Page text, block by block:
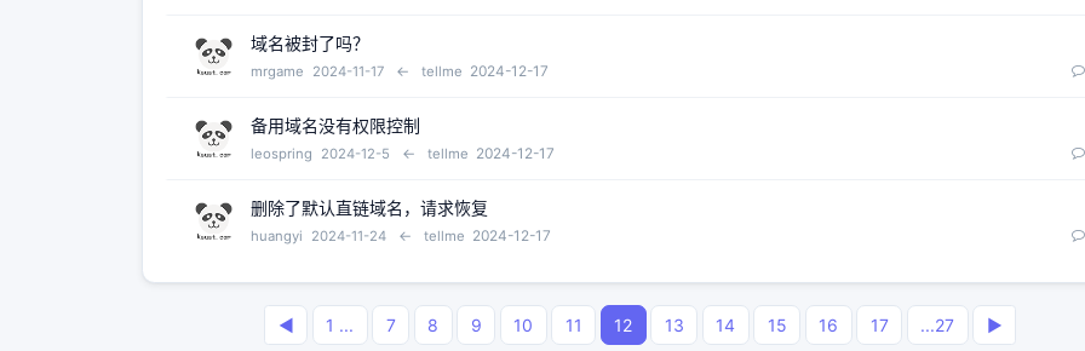
域名被封了吗？
mrgame 2024-11-17 ← tellme 2024-12-17
备用域名没有权限控制
leospring 2024-12-5 ← tellme 2024-12-17
删除了默认直链域名，请求恢复
huangyi 2024-11-24 ← tellme 2024-12-17
◀ 1 ... 7 8 9 10 11 12 13 14 15 16 17 ...27 ▶